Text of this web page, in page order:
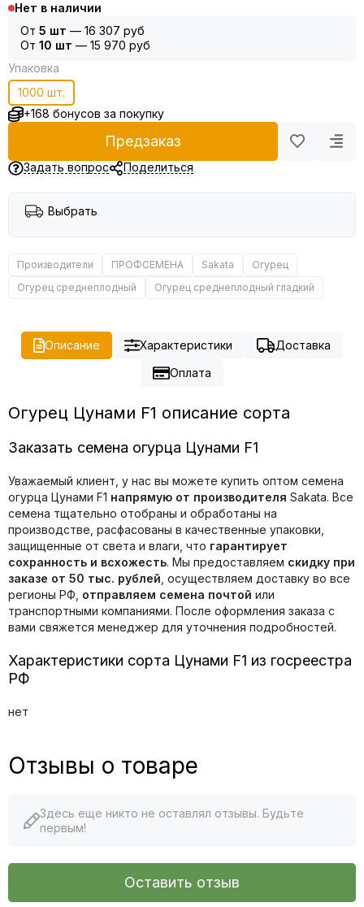
Нет в наличии
От 5 шт — 16 307 руб
От 10 шт — 15 970 руб
Упаковка
1000 шт.
+168 бонусов за покупку
Предзаказ
Задать вопрос Поделиться
Выбрать
Производители ПРОФСЕМЕНА Sakata
Огурец
Огурец среднеплодный
Огурец среднеплодный гладкий
Описание Характеристики
Доставка
Оплата
Огурец Цунами F1 описание сорта
Заказать семена огурца Цунами F1
Уважаемый клиент, у нас вы можете купить оптом семена
огурца Цунами F1 напрямую от производителя Sakata. Все
семена тщательно отобраны и обработаны на
производстве, расфасованы в качественные упаковки,
защищенные от света и влаги, что гарантирует
сохранность и всхожесть. Мы предоставляем скидку при
заказе от 50 тыс. рублей , осуществляем доставку во все
регионы РФ, отправляем семена почтой или
транспортными компаниями. После оформления заказа с
вами свяжется менеджер для уточнения подробностей.
Характеристики сорта Цунами F1 из госреестра
РФ
нет
Отзывы о товаре
Здесь еще никто не оставлял отзывы. Будьте
первым!
Оставить отзыв